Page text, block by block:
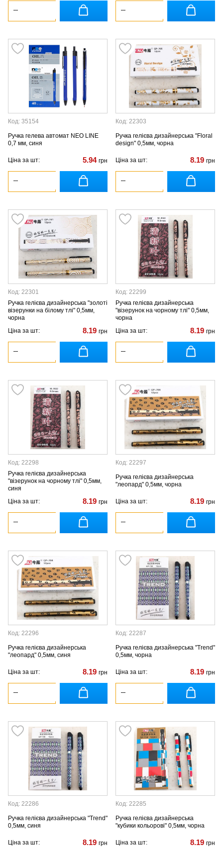
Код: 35154
Ручка гелева автомат NEO LINE
0,7 мм, синя
Ціна за шт: 5.94 грн
Код: 22303
Ручка гелієва дизайнерська "Floral
design" 0,5мм, чорна
Ціна за шт: 8.19 грн
Код: 22301
Ручка гелієва дизайнерська "золоті
візерунки на білому тлі" 0,5мм,
чорна
Ціна за шт:
8.19 грн
Код: 22299
Ручка гелієва дизайнерська
"візерунок на чорному тлі" 0,5мм,
чорна
Ціна за шт:
8.19 грн
Код: 22298
Ручка гелієва дизайнерська
"візерунок на чорному тлі" 0,5мм,
синя
Ціна за шт:
8.19 грн
Код: 22297
Ручка гелієва дизайнерська
"леопард" 0,5мм, чорна
Ціна за шт: 8.19 грн
Код: 22296
Ручка гелієва дизайнерська
"леопард" 0,5мм, синя
Ціна за шт: 8.19 грн
Код: 22287
Ручка гелієва дизайнерська "Trend"
0,5мм, чорна
Ціна за шт: 8.19 грн
Код: 22286
Ручка гелієва дизайнерська "Trend"
0,5мм, синя
Ціна за шт: 8.19 грн
Код: 22285
Ручка гелієва дизайнерська
"кубики кольорові" 0,5мм, чорна
Ціна за шт: 8.19 грн